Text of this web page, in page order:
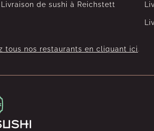
Livraison de sushi à Reichstett
tous nos restaurants en cliquant ici.